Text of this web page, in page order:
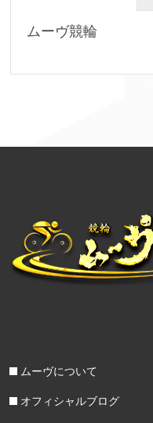
ムーヴ競輪
ムーヴについて
オフィシャルブログ